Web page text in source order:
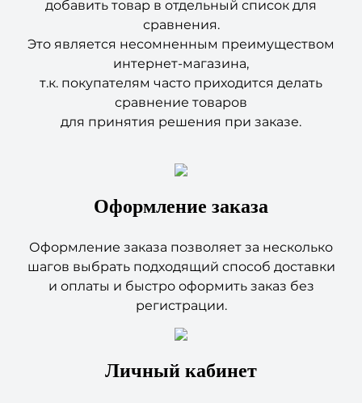
добавить товар в отдельный список для
сравнения.
Это является несомненным преимуществом
интернет-магазина,
т.к. покупателям часто приходится делать
сравнение товаров
для принятия решения при заказе.
Оформление заказа
Оформление заказа позволяет за несколько
шагов выбрать подходящий способ доставки
и оплаты и быстро оформить заказ без
регистрации.
Личный кабинет